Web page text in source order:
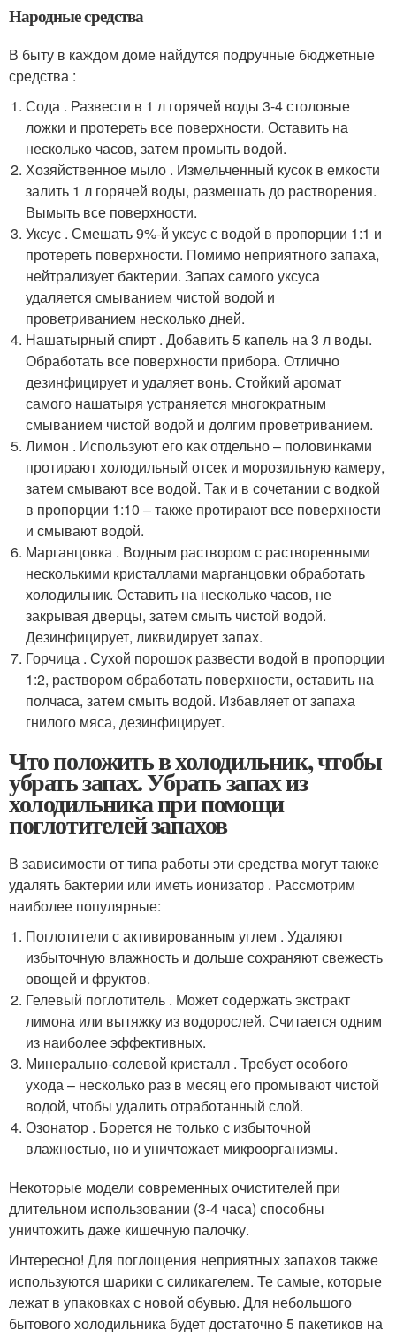
Народные средства
В быту в каждом доме найдутся подручные бюджетные
средства :
Сода . Развести в 1 л горячей воды 3-4 столовые
ложки и протереть все поверхности. Оставить на
несколько часов, затем промыть водой.
Хозяйственное мыло . Измельченный кусок в емкости
залить 1 л горячей воды, размешать до растворения.
Вымыть все поверхности.
Уксус . Смешать 9%-й уксус с водой в пропорции 1:1 и
протереть поверхности. Помимо неприятного запаха,
нейтрализует бактерии. Запах самого уксуса
удаляется смыванием чистой водой и
проветриванием несколько дней.
Нашатырный спирт . Добавить 5 капель на 3 л воды.
Обработать все поверхности прибора. Отлично
дезинфицирует и удаляет вонь. Стойкий аромат
самого нашатыря устраняется многократным
смыванием чистой водой и долгим проветриванием.
Лимон . Используют его как отдельно – половинками
протирают холодильный отсек и морозильную камеру,
затем смывают все водой. Так и в сочетании с водкой
в пропорции 1:10 – также протирают все поверхности
и смывают водой.
Марганцовка . Водным раствором с растворенными
несколькими кристаллами марганцовки обработать
холодильник. Оставить на несколько часов, не
закрывая дверцы, затем смыть чистой водой.
Дезинфицирует, ликвидирует запах.
Горчица . Сухой порошок развести водой в пропорции
1:2, раствором обработать поверхности, оставить на
полчаса, затем смыть водой. Избавляет от запаха
гнилого мяса, дезинфицирует.
Что положить в холодильник, чтобы
убрать запах. Убрать запах из
холодильника при помощи
поглотителей запахов
В зависимости от типа работы эти средства могут также
удалять бактерии или иметь ионизатор . Рассмотрим
наиболее популярные:
Поглотители с активированным углем . Удаляют
избыточную влажность и дольше сохраняют свежесть
овощей и фруктов.
Гелевый поглотитель . Может содержать экстракт
лимона или вытяжку из водорослей. Считается одним
из наиболее эффективных.
Минерально-солевой кристалл . Требует особого
ухода – несколько раз в месяц его промывают чистой
водой, чтобы удалить отработанный слой.
Озонатор . Борется не только с избыточной
влажностью, но и уничтожает микроорганизмы.
Некоторые модели современных очистителей при
длительном использовании (3-4 часа) способны
уничтожить даже кишечную палочку.
Интересно! Для поглощения неприятных запахов также
используются шарики с силикагелем. Те самые, которые
лежат в упаковках с новой обувью. Для небольшого
бытового холодильника будет достаточно 5 пакетиков на